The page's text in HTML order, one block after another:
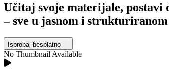
Učitaj svoje materijale, postavi
– sve u jasnom i
Isprobaj besplatno
No Thumbnail Available